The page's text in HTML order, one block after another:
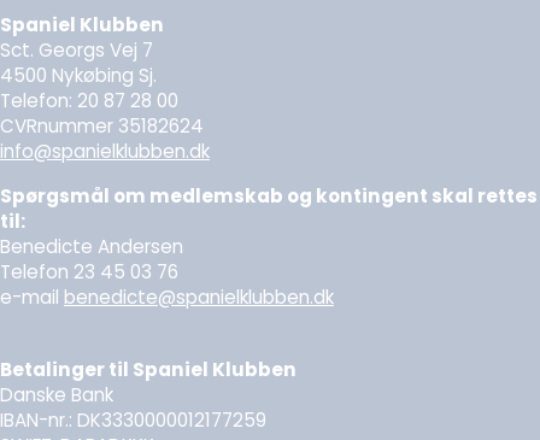
Spaniel Klubben
Sct. Georgs Vej 7
4500 Nykøbing Sj.
Telefon: 20 87 28 00
CVRnummer 35182624
info@spanielklubben.dk
Spørgsmål om medlemskab og kontingent skal rettes
til:
Benedicte Andersen
Telefon 23 45 03 76
e-mail benedicte@spanielklubben.dk
Betalinger til Spaniel Klubben
Danske Bank
IBAN-nr.: DK3330000012177259